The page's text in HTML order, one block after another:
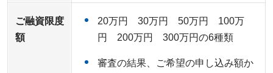
ご融資限度
額
20万円 30万円 50万円 100万
円 200万円 300万円の6種類
審査の結果、ご希望の申し込み額か